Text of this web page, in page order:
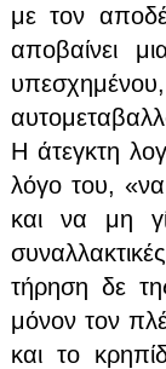
με τον
αποβαίνει
Η άτεγκτη
λόγο του,
και να μη
τήρηση δε
μόνον τον
και το